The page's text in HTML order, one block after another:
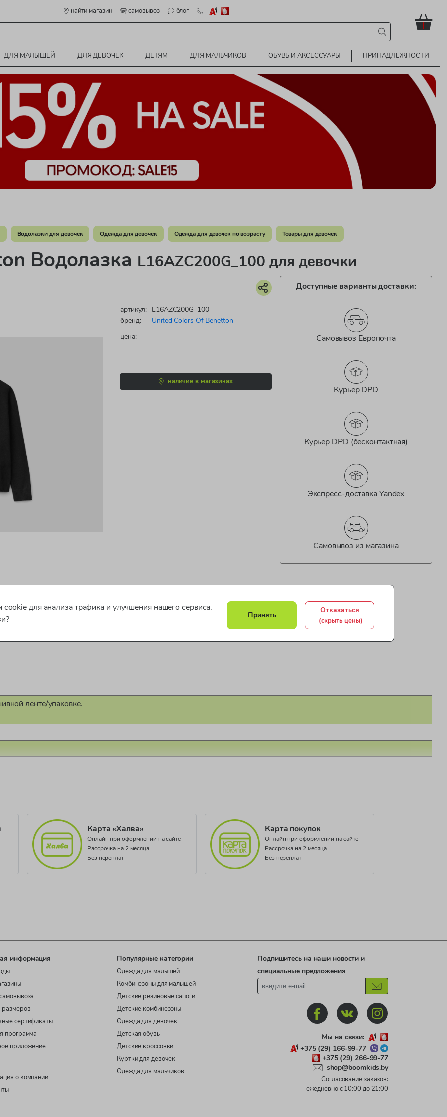
найти магазин самовывоз блог
!
ДЛЯ МАЛЫШЕЙ ДЛЯ ДЕВОЧЕК ДЕТЯМ ДЛЯ МАЛЬЧИКОВ ОБУВЬ И АКСЕССУАРЫ ПРИНАДЛЕЖНОСТИ
Водолазки для девочек Одежда для девочек Одежда для девочек по возрасту Товары для девочек
Водолазка L16AZC200G_100 для девочки
артикул: L16AZC200G_100
бренд:
United Colors Of Benetton
цена:
наличие в магазинах
Доступные варианты доставки:
Самовывоз Европочта
Курьер DPD
Курьер DPD (бесконтактная)
Экспресс-доставка Yandex
Самовывоз из магазина
ленте/упаковке.
Карта «Халва»
Онлайн при оформлении на сайте
Рассрочка на 2 месяца
Без переплат
Карта покупок
Онлайн при оформлении на сайте
Рассрочка на 2 месяца
Без переплат
информация
размеров
сертификаты
программа
приложение
о компании
Популярные категории
Одежда для малышей
Комбинезоны для малышей
Детские резиновые сапоги
Детские комбинезоны
Одежда для девочек
Детская обувь
Детские кроссовки
Куртки для девочек
Одежда для мальчиков
Подпишитесь на наши новости и
специальные предложения
Мы на связи:
+375 (29) 166-99-77
+375 (29) 266-99-77
shop@boomkids.by
Согласование заказов:
ежедневно с 10:00 до 21:00
для анализа трафика и улучшения нашего сервиса.
Принять
Отказаться
(скрыть цены)